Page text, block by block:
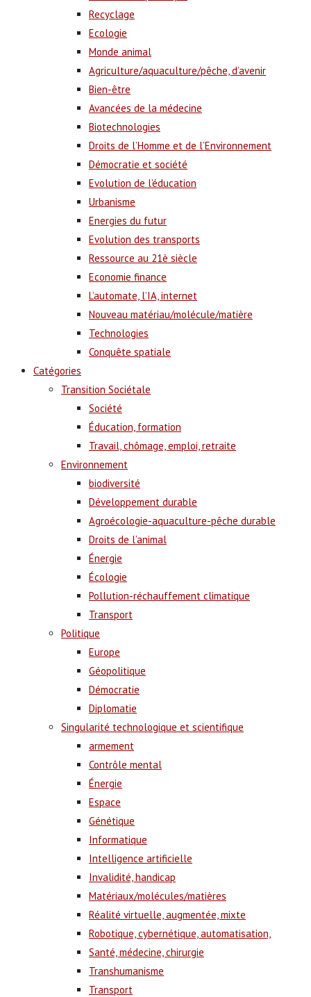
Recyclage
Ecologie
Monde animal
Agriculture/aquaculture/pêche, d’avenir
Bien-être
Avancées de la médecine
Biotechnologies
Droits de l’Homme et de l’Environnement
Démocratie et société
Evolution de l’éducation
Urbanisme
Energies du futur
Evolution des transports
Ressource au 21è siècle
Economie finance
L’automate, l’IA, internet
Nouveau matériau/molécule/matière
Technologies
Conquête spatiale
Catégories
Transition Sociétale
Société
Éducation, formation
Travail, chômage, emploi, retraite
Environnement
biodiversité
Développement durable
Agroécologie-aquaculture-pêche durable
Droits de l’animal
Énergie
Écologie
Pollution-réchauffement climatique
Transport
Politique
Europe
Géopolitique
Démocratie
Diplomatie
Singularité technologique et scientifique
armement
Contrôle mental
Énergie
Espace
Génétique
Informatique
Intelligence artificielle
Invalidité, handicap
Matériaux/molécules/matières
Réalité virtuelle, augmentée, mixte
Robotique, cybernétique, automatisation,
Santé, médecine, chirurgie
Transhumanisme
Transport